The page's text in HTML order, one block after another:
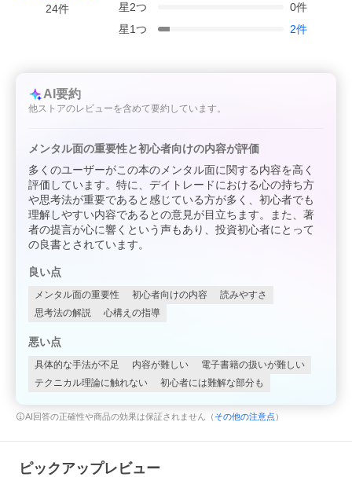
24件
星2つ 0件
星1つ 2件
AI要約
他ストアのレビューを含めて要約しています。
メンタル面の重要性と初心者向けの内容が評価
多くのユーザーがこの本のメンタル面に関する内容を高く
評価しています。特に、デイトレードにおける心の持ち方
や思考法が重要であると感じている方が多く、初心者でも
理解しやすい内容であるとの意見が目立ちます。また、著
者の提言が心に響くという声もあり、投資初心者にとって
の良書とされています。
良い点
メンタル面の重要性 初心者向けの内容
読みやすさ
思考法の解説
心構えの指導
悪い点
具体的な手法が不足 内容が難しい
電子書籍の扱いが難しい
テクニカル理論に触れない
初心者には難解な部分も
AI回答の正確性や商品の効果は保証されません（ その他の注意点 ）
ピックアップレビュー